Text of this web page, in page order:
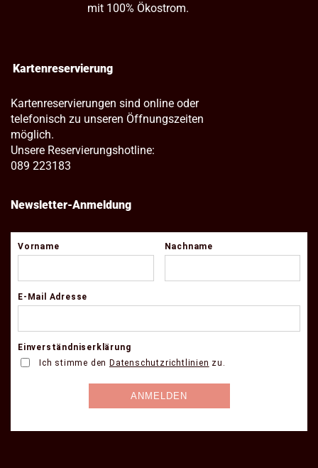
mit 100% Ökostrom.
Kartenreservierung
Kartenreservierungen sind online oder
telefonisch zu unseren Öffnungszeiten
möglich.
Unsere Reservierungshotline:
089 223183
Newsletter-Anmeldung